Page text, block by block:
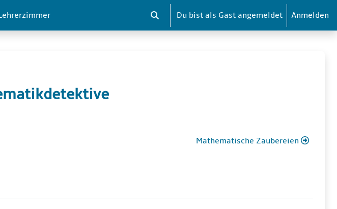
Sucheingabe umschalten
Du bist als Gast angemeldet Anmelden
Mathematische Zaubereien